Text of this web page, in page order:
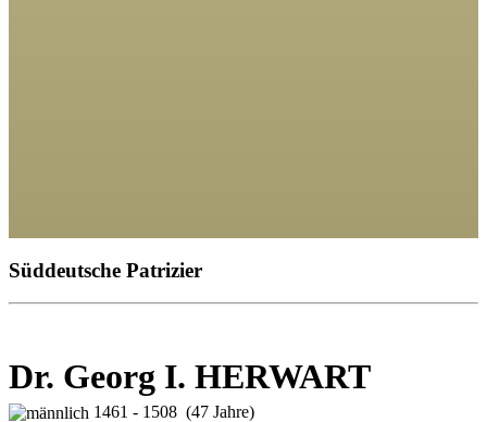
Süddeutsche Patrizier
Dr. Georg I. HERWART
1461 - 1508 (47 Jahre)